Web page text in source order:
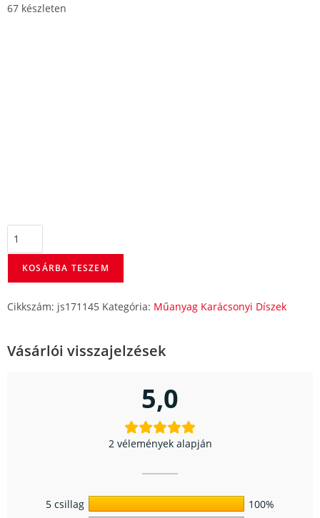
67 készleten
KOSÁRBA TESZEM
Cikkszám: js171145 Kategória: Műanyag Karácsonyi Díszek
Vásárlói visszajelzések
5,0
2 vélemények alapján
5 csillag
100%